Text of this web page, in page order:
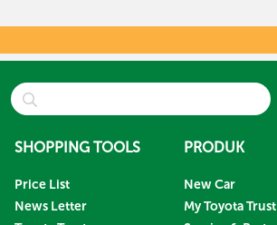
SHOPPING TOOLS
Price List
News Letter
PRODUK
New Car
My Toyota Trust